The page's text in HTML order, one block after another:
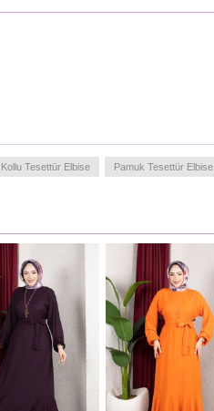
Tesettür Elbise Pamuk Tesettür Elbise